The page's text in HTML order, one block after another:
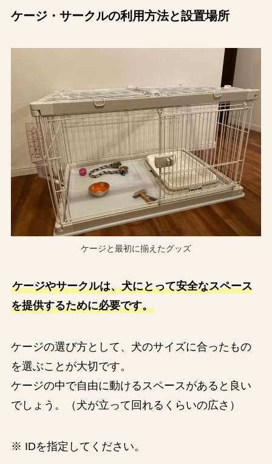
ケージ・サークルの利用方法と設置場所
ケージと最初に揃えたグッズ
ケージやサークルは、犬にとって安全なスペース
を提供するために必要です。
ケージの選び方として、犬のサイズに合ったもの
を選ぶことが大切です。
ケージの中で自由に動けるスペースがあると良い
でしょう。（犬が立って回れるくらいの広さ）
※ IDを指定してください。